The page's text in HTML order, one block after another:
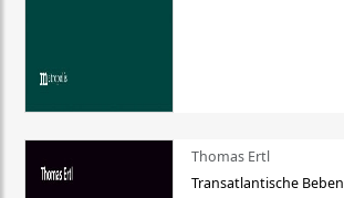
Thomas Ertl
Transatlantische Beben